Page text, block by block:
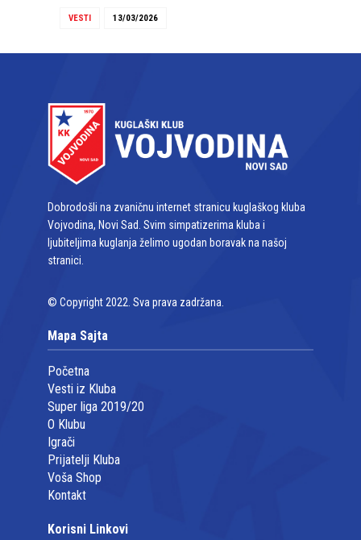
VESTI 13/03/2026
Dobrodošli na zvaničnu internet stranicu kuglaškog kluba
Vojvodina, Novi Sad. Svim simpatizerima kluba i
ljubiteljima kuglanja želimo ugodan boravak na našoj
stranici.
© Copyright 2022. Sva prava zadržana.
Mapa Sajta
Početna
Vesti iz Kluba
Super liga 2019/20
O Klubu
Igrači
Prijatelji Kluba
Voša Shop
Kontakt
Korisni Linkovi